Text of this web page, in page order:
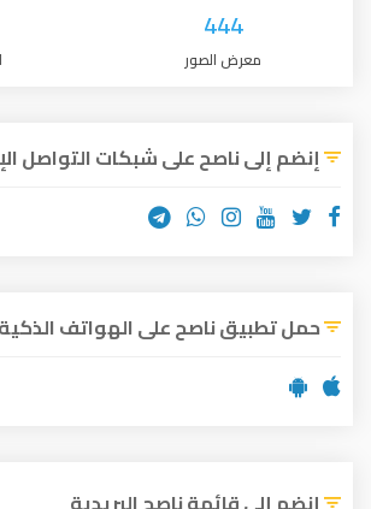
444
معرض الصور
إنضم إلى ناصح على شبكات التواصل
حمل تطبيق ناصح على الهواتف الذكية